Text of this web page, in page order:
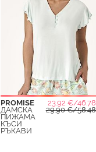
PROMISE
23.92 €/
ДАМСКА
ПИЖАМА
КЪСИ
РЪКАВИ
29.90 €/